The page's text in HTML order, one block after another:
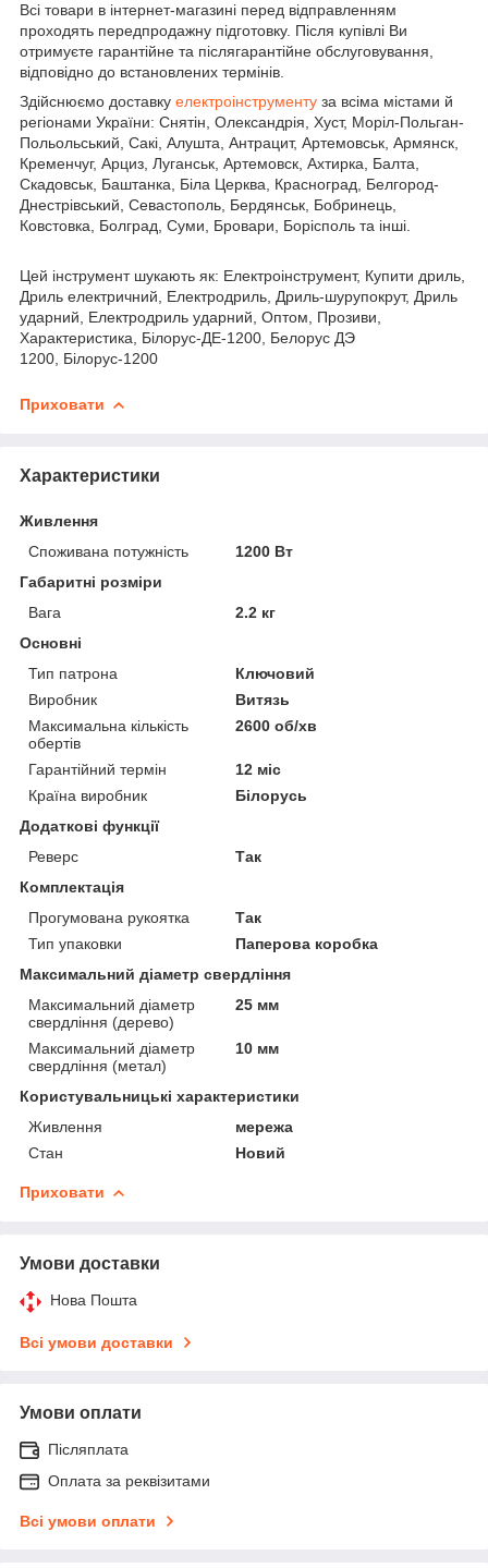
Всі товари в інтернет-магазині перед відправленням
проходять передпродажну підготовку. Після купівлі Ви
отримуєте гарантійне та післягарантійне обслуговування,
відповідно до встановлених термінів.
Здійснюємо доставку електроінструменту за всіма містами й
регіонами України: Снятін, Олександрія, Хуст, Моріл-Польган-
Польольський, Сакі, Алушта, Антрацит, Артемовськ, Армянск,
Кременчуг, Арциз, Луганськ, Артемовск, Ахтирка, Балта,
Скадовськ, Баштанка, Біла Церква, Красноград, Белгород-
Днестрівський, Севастополь, Бердянськ, Бобринець,
Ковстовка, Болград, Суми, Бровари, Борісполь та інші.
Цей інструмент шукають як: Електроінструмент, Купити дриль,
Дриль електричний, Електродриль, Дриль-шурупокрут, Дриль
ударний, Електродриль ударний, Оптом, Прозиви,
Характеристика, Білорус-ДЕ-1200, Белорус ДЭ
1200, Білорус-1200
Приховати
Характеристики
Живлення
Споживана потужність
1200 Вт
Габаритні розміри
Вага
2.2 кг
Основні
Тип патрона
Ключовий
Виробник
Витязь
Максимальна кількість
обертів
2600 об/хв
Гарантійний термін
12 міс
Країна виробник
Білорусь
Додаткові функції
Реверс
Так
Комплектація
Прогумована рукоятка
Так
Тип упаковки
Паперова коробка
Максимальний діаметр свердління
Максимальний діаметр
свердління (дерево)
25 мм
Максимальний діаметр
свердління (метал)
10 мм
Користувальницькі характеристики
Живлення
мережа
Стан
Новий
Приховати
Умови доставки
Нова Пошта
Всі умови доставки
Умови оплати
Післяплата
Оплата за реквізитами
Всі умови оплати